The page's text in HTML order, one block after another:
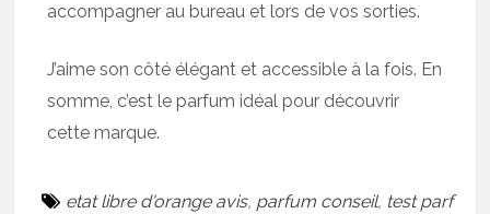
accompagner au bureau et lors de vos sorties.
J’aime son côté élégant et accessible à la fois. En
somme, c’est le parfum idéal pour découvrir
cette marque.
etat libre d'orange avis, parfum conseil, test parf